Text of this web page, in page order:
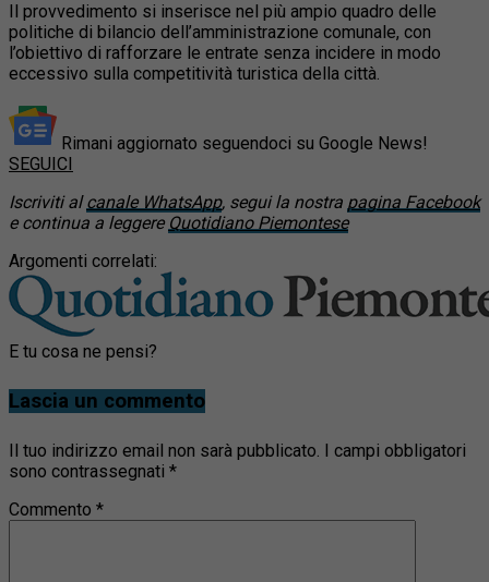
Il provvedimento si inserisce nel più ampio quadro delle
politiche di bilancio dell’amministrazione comunale, con
l’obiettivo di rafforzare le entrate senza incidere in modo
eccessivo sulla competitività turistica della città.
Rimani aggiornato seguendoci su Google News!
SEGUICI
Iscriviti alcanale WhatsApp, segui la nostra pagina Facebook
e continua a leggere Quotidiano Piemontese
Argomenti correlati:
E tu cosa ne pensi?
Lascia un commento
Il tuo indirizzo email non sarà pubblicato.
I campi obbligatori
sono contrassegnati *
Commento *